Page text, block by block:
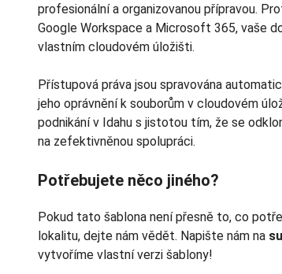
profesionální a organizovanou přípravou.
Google Workspace a Microsoft 365, vaše
vlastním cloudovém úložišti.
Přístupová práva jsou spravována
jeho oprávnění k souborům v cloudovém
podnikání v Idahu s jistotou tím, že se
na zefektivněnou spolupráci.
Potřebujete něco jiného?
Pokud tato šablona není přesně to, co
lokalitu, dejte nám vědět. Napište nám na
vytvoříme vlastní verzi šablony!